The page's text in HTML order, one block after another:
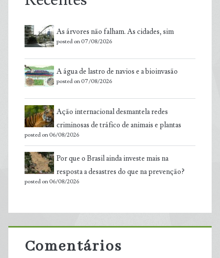
As árvores não falham. As cidades, sim
posted on 07/08/2026
A água de lastro de navios e a bioinvasão
posted on 07/08/2026
Ação internacional desmantela redes
criminosas de tráfico de animais e plantas
posted on 06/08/2026
Por que o Brasil ainda investe mais na
resposta a desastres do que na prevenção?
posted on 06/08/2026
Comentários